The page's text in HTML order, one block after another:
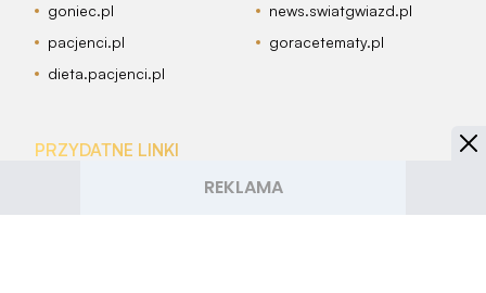
goniec.pl
news.swiatgwiazd.pl
pacjenci.pl
goracetematy.pl
dieta.pacjenci.pl
PRZYDATNE LINKI